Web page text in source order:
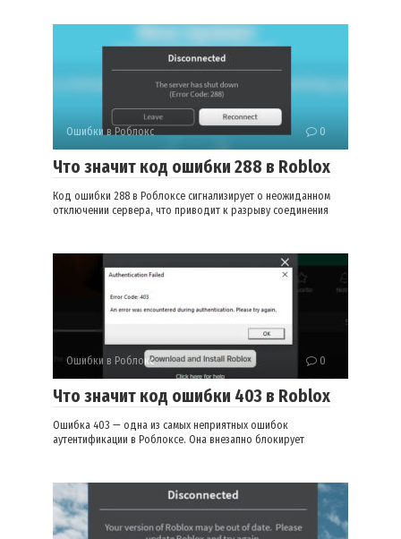
Ошибки в Роблокс 0
Что значит код ошибки 288 в Roblox
Код ошибки 288 в Роблоксе сигнализирует о неожиданном
отключении сервера, что приводит к разрыву соединения
Ошибки в Роблокс 0
Что значит код ошибки 403 в Roblox
Ошибка 403 — одна из самых неприятных ошибок
аутентификации в Роблоксе. Она внезапно блокирует